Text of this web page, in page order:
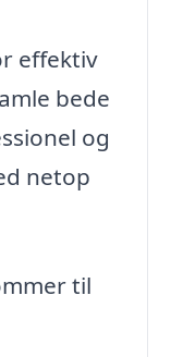
effektiv
bede
og
netop
til